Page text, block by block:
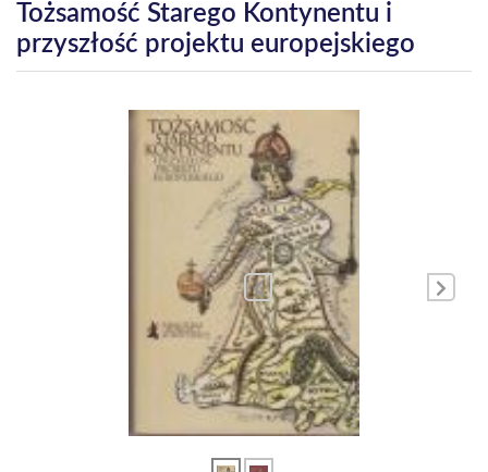
Tożsamość Starego Kontynentu i
przyszłość projektu europejskiego